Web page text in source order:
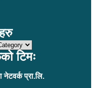
टिमः
नेटवर्क प्रा.लि.